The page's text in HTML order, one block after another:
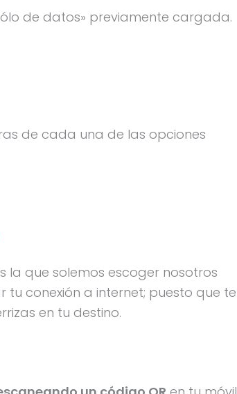
de datos» previamente cargada.
de cada una de las opciones
que solemos escoger nosotros
tu conexión a internet; puesto que te
en tu destino.